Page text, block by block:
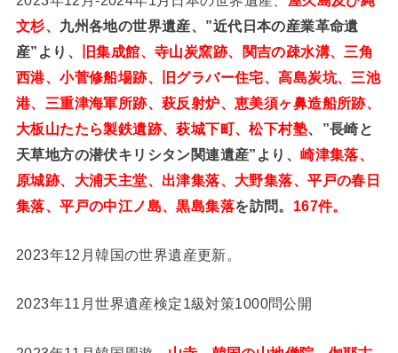
文杉、 九州各地の世界遺産、”近代日本の産業革命遺
産”より、
旧集成館、寺山炭窯跡、関吉の疎水溝、三角
西港、小菅修船場跡、旧グラバー住宅、高島炭坑、三池
港、三重津海軍所跡、萩反射炉、恵美須ヶ鼻造船所跡、
大板山たたら製鉄遺跡、萩城下町、松下村塾、”長崎と
天草地方の潜伏キリシタン関連遺産”より、崎津集落、
原城跡、大浦天主堂、出津集落、大野集落、平戸の春日
集落、平戸の中江ノ島、黒島集落を訪問。 167件。
2023年12月韓国の世界遺産更新。
2023年11月世界遺産検定1級対策1000問公開